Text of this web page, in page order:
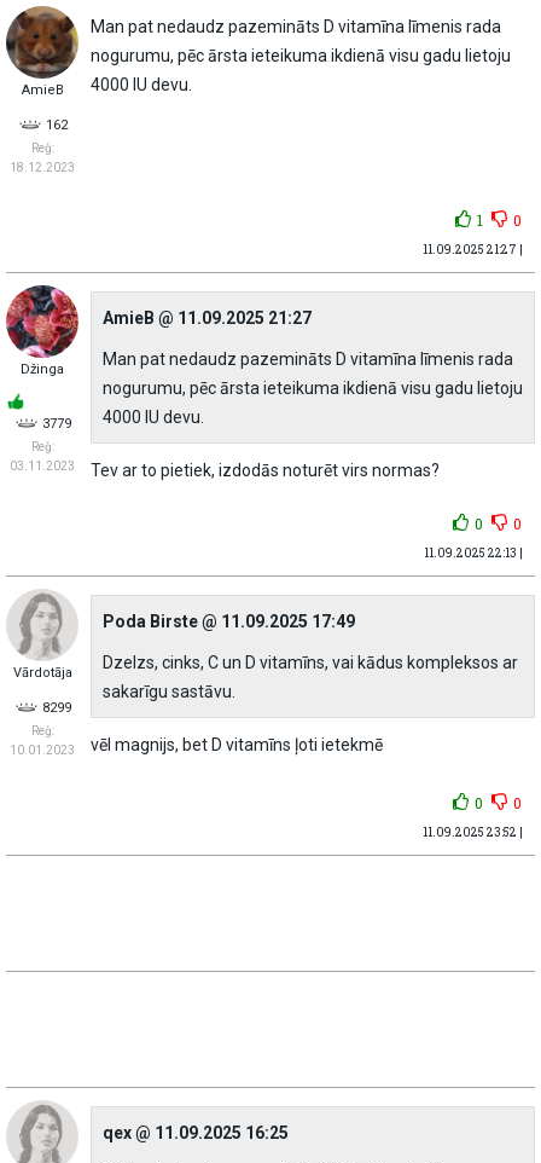
AmieB
162
Reģ:
18.12.2023
Man pat nedaudz pazemināts D vitamīna līmenis rada
nogurumu, pēc ārsta ieteikuma ikdienā visu gadu lietoju
4000 IU devu.
1 0
11.09.2025 21:27 |
Džinga
3779
Reģ:
03.11.2023
AmieB @ 11.09.2025 21:27
Man pat nedaudz pazemināts D vitamīna līmenis rada
nogurumu, pēc ārsta ieteikuma ikdienā visu gadu lietoju
4000 IU devu.
Tev ar to pietiek, izdodās noturēt virs normas?
0 0
11.09.2025 22:13 |
Vārdotāja
8299
Reģ:
10.01.2023
Poda Birste @ 11.09.2025 17:49
Dzelzs, cinks, C un D vitamīns, vai kādus kompleksos ar
sakarīgu sastāvu.
vēl magnijs, bet D vitamīns ļoti ietekmē
0 0
11.09.2025 23:52 |
qex @ 11.09.2025 16:25